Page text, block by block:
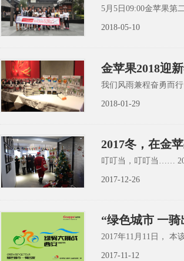
满结束
5月5日09:00金苹果第
发，正午顺利抵达成
2018-05-10
金苹果2018迎
| 谢谢您的付出
我们风雨兼程奋勇而
具挑战的2018已然到
来。1月28日“同心同
2018-01-29
2017冬，在金
叮叮当，叮叮当……
怎么过呢？当然是在
2017-12-26
“绿色城市 一
果2017骑行大
2017年11月11日， 本
节日， 然而， 金苹果
2017-11-12